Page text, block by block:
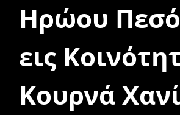
Ηρώου
εις
Κουρνά